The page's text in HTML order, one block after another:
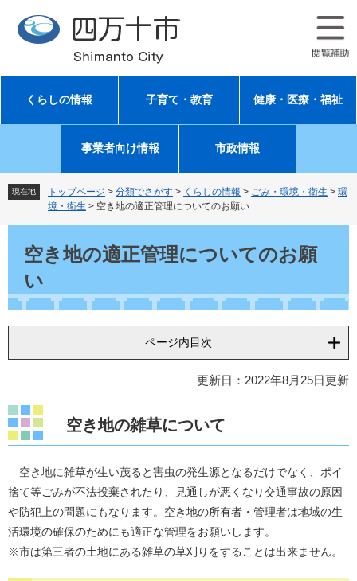
先
す
を
し
文
くらしの情報 子育て・教育 健康・医療・福祉
事業者向け情報 市政情報
現在地 トップページ > 分類でさがす > くらしの情報 > ごみ・環境・衛生 > 環
境・衛生 > 空き地の適正管理についてのお願い
空き地の適正管理についてのお願
い
ページ内目次
更新日：2022年8月25日更新
空き地の雑草について
空き地に雑草が生い茂ると害虫の発生源となるだけでなく、ポイ
捨て等ごみが不法投棄されたり、見通しが悪くなり交通事故の原因
や防犯上の問題にもなります。空き地の所有者・管理者は地域の生
活環境の確保のためにも適正な管理をお願いします。
※市は第三者の土地にある雑草の草刈りをすることは出来ません。